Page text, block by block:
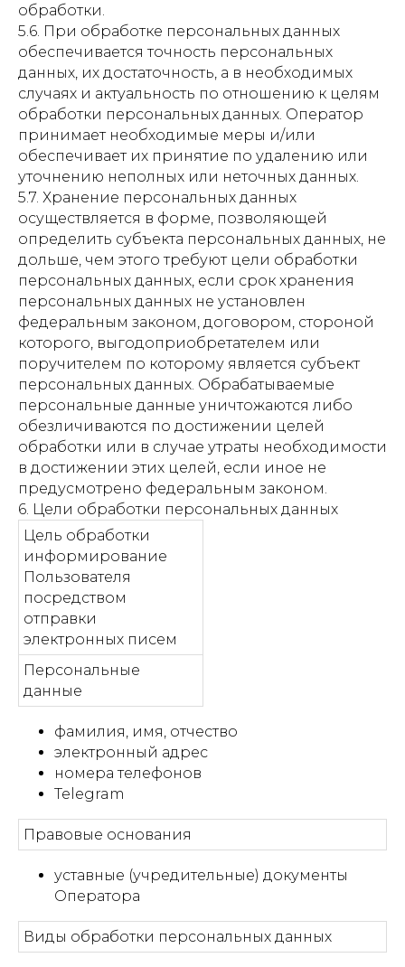
обработки.
5.6. При обработке персональных данных
обеспечивается точность персональных
данных, их достаточность, а в необходимых
случаях и актуальность по отношению к целям
обработки персональных данных. Оператор
принимает необходимые меры и/или
обеспечивает их принятие по удалению или
уточнению неполных или неточных данных.
5.7. Хранение персональных данных
осуществляется в форме, позволяющей
определить субъекта персональных данных, не
дольше, чем этого требуют цели обработки
персональных данных, если срок хранения
персональных данных не установлен
федеральным законом, договором, стороной
которого, выгодоприобретателем или
поручителем по которому является субъект
персональных данных. Обрабатываемые
персональные данные уничтожаются либо
обезличиваются по достижении целей
обработки или в случае утраты необходимости
в достижении этих целей, если иное не
предусмотрено федеральным законом.
6. Цели обработки персональных данных
Цель обработки
информирование
Пользователя
посредством
отправки
электронных писем
Персональные
данные
фамилия, имя, отчество
электронный адрес
номера телефонов
Telegram
Правовые основания
уставные (учредительные) документы
Оператора
Виды обработки персональных данных